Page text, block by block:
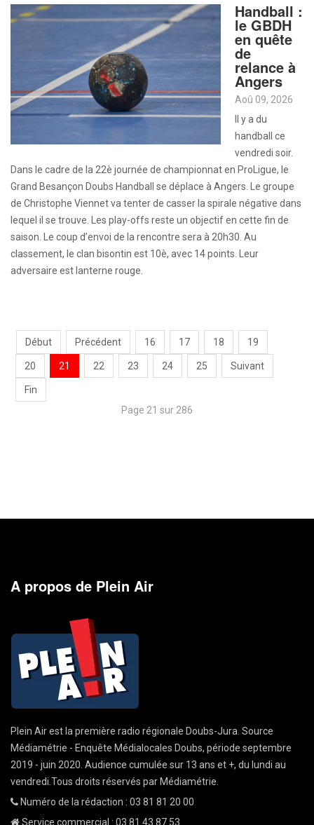
Handball :
le GBDH
en quête
de
relance à
Angers
Aoû 09, 2026
Il y a du
handball ce
vendredi soir.
Dans le cadre de la 22è journée de championnat en ProLigue, le
Grand Besançon Doubs Handball se déplace à Angers. Le groupe
de Christophe Viennet va tenter de casser la spirale négative dans
lequel il se trouve. Les play-offs reste un objectif en cette fin de
saison. Le coup d’envoi de la rencontre sera à 20h30. Au
classement, le clan bisontin est 10è, avec 14 points. Leur
adversaire est lanterne rouge.
Début Précédent 16 17 18 19
20 21 22 23 24 25 Suivant
Fin
Page 21 sur 286
A propos de Plein Air
Plein Air est la première radio régionale Doubs-Jura. Source
Médiamétrie - Enquête Médialocales Doubs, période septembre
2019 - juin 2020. Audience cumulée sur 13 ans et +, du lundi au
vendredi.Tous droits réservés par Médiamétrie.
Numéro de la rédaction : 03 81 81 20 00
Service commercial : 03 81 43 87 53